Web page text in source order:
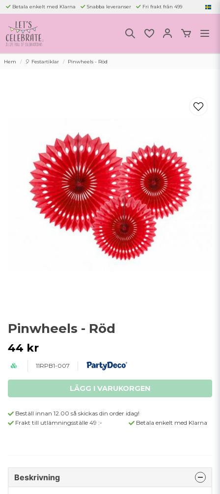
Betala enkelt med Klarna Snabba leveranser Fri frakt från 499
Hem 🎈 Festartiklar Pinwheels - Röd
Pinwheels - Röd
44 kr
11RPB1-007
LÄGG I VARUKORGEN
Beställ innan 12.00 så skickas din order idag!
Frakt till utlämningsställe 49 :-
Betala enkelt med Klarna
Beskrivning